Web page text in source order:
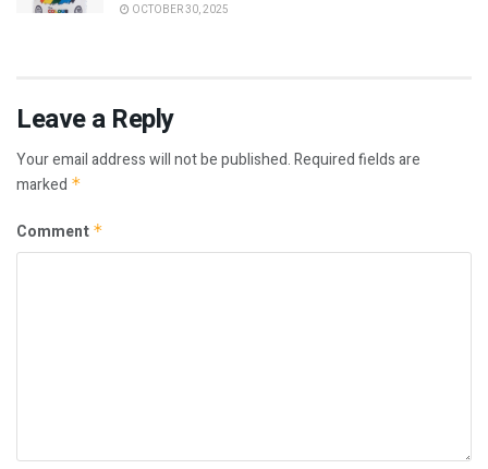
OCTOBER 30, 2025
Leave a Reply
Your email address will not be published.Required fields are
marked *
Comment *